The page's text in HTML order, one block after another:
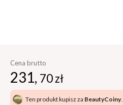
Cena brutto
231, 70 zł
Ten produkt kupisz za BeautyCoiny.